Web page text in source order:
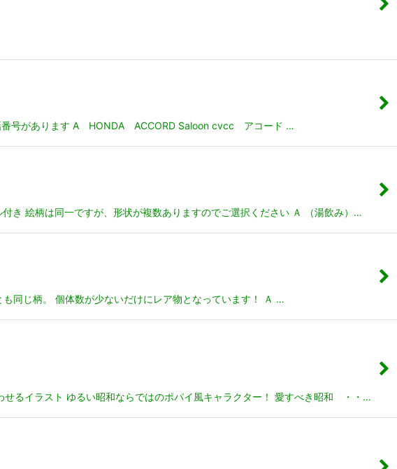
番号があります A HONDA ACCORD Saloon cvcc アコード …
絵柄は同一ですが、形状が複数ありますのでご選択ください Ａ （湯飲み）…
同じ柄。 個体数が少ないだけにレア物となっています！ Ａ …
るイラスト ゆるい昭和ならではのポパイ風キャラクター！ 愛すべき昭和 ・・…